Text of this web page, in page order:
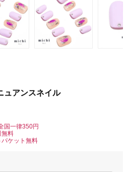
ュアンスネイル
国一律350円
料
ケット無料